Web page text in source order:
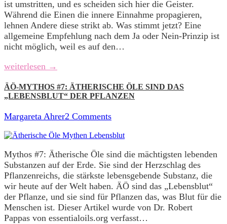
ist umstritten, und es scheiden sich hier die Geister.
Während die Einen die innere Einnahme propagieren,
lehnen Andere diese strikt ab. Was stimmt jetzt? Eine
allgemeine Empfehlung nach dem Ja oder Nein-Prinzip ist
nicht möglich, weil es auf den…
weiterlesen →
ÄÖ-MYTHOS #7: ÄTHERISCHE ÖLE SIND DAS
„LEBENSBLUT“ DER PFLANZEN
Margareta Ahrer2 Comments
Mythos #7: Ätherische Öle sind die mächtigsten lebenden
Substanzen auf der Erde. Sie sind der Herzschlag des
Pflanzenreichs, die stärkste lebensgebende Substanz, die
wir heute auf der Welt haben. ÄÖ sind das „Lebensblut“
der Pflanze, und sie sind für Pflanzen das, was Blut für die
Menschen ist. Dieser Artikel wurde von Dr. Robert
Pappas von essentialoils.org verfasst…